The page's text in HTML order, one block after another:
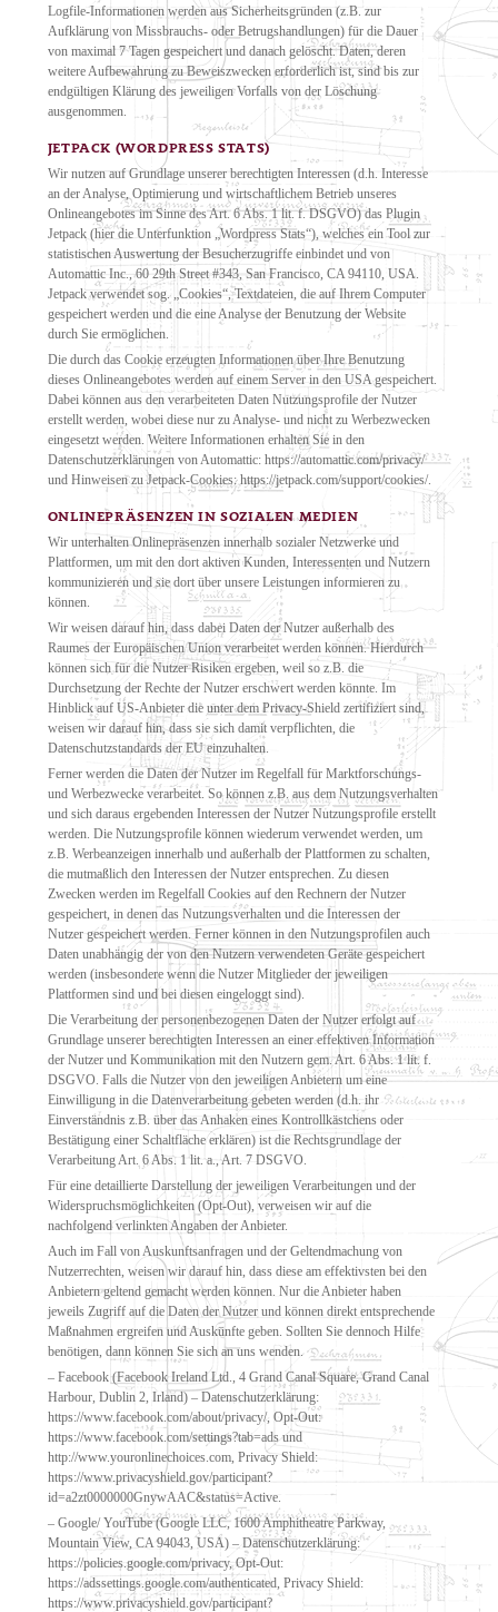
Logfile-Informationen werden aus Sicherheitsgründen (z.B. zur
Aufklärung von Missbrauchs- oder Betrugshandlungen) für die Dauer
von maximal 7 Tagen gespeichert und danach gelöscht. Daten, deren
weitere Aufbewahrung zu Beweiszwecken erforderlich ist, sind bis zur
endgültigen Klärung des jeweiligen Vorfalls von der Löschung
ausgenommen.
JETPACK (WORDPRESS STATS)
Wir nutzen auf Grundlage unserer berechtigten Interessen (d.h. Interesse
an der Analyse, Optimierung und wirtschaftlichem Betrieb unseres
Onlineangebotes im Sinne des Art. 6 Abs. 1 lit. f. DSGVO) das Plugin
Jetpack (hier die Unterfunktion „Wordpress Stats“), welches ein Tool zur
statistischen Auswertung der Besucherzugriffe einbindet und von
Automattic Inc., 60 29th Street #343, San Francisco, CA 94110, USA.
Jetpack verwendet sog. „Cookies“, Textdateien, die auf Ihrem Computer
gespeichert werden und die eine Analyse der Benutzung der Website
durch Sie ermöglichen.
Die durch das Cookie erzeugten Informationen über Ihre Benutzung
dieses Onlineangebotes werden auf einem Server in den USA gespeichert.
Dabei können aus den verarbeiteten Daten Nutzungsprofile der Nutzer
erstellt werden, wobei diese nur zu Analyse- und nicht zu Werbezwecken
eingesetzt werden. Weitere Informationen erhalten Sie in den
Datenschutzerklärungen von Automattic: https://automattic.com/privacy/
und Hinweisen zu Jetpack-Cookies: https://jetpack.com/support/cookies/.
ONLINEPRÄSENZEN IN SOZIALEN MEDIEN
Wir unterhalten Onlinepräsenzen innerhalb sozialer Netzwerke und
Plattformen, um mit den dort aktiven Kunden, Interessenten und Nutzern
kommunizieren und sie dort über unsere Leistungen informieren zu
können.
Wir weisen darauf hin, dass dabei Daten der Nutzer außerhalb des
Raumes der Europäischen Union verarbeitet werden können. Hierdurch
können sich für die Nutzer Risiken ergeben, weil so z.B. die
Durchsetzung der Rechte der Nutzer erschwert werden könnte. Im
Hinblick auf US-Anbieter die unter dem Privacy-Shield zertifiziert sind,
weisen wir darauf hin, dass sie sich damit verpflichten, die
Datenschutzstandards der EU einzuhalten.
Ferner werden die Daten der Nutzer im Regelfall für Marktforschungs-
und Werbezwecke verarbeitet. So können z.B. aus dem Nutzungsverhalten
und sich daraus ergebenden Interessen der Nutzer Nutzungsprofile erstellt
werden. Die Nutzungsprofile können wiederum verwendet werden, um
z.B. Werbeanzeigen innerhalb und außerhalb der Plattformen zu schalten,
die mutmaßlich den Interessen der Nutzer entsprechen. Zu diesen
Zwecken werden im Regelfall Cookies auf den Rechnern der Nutzer
gespeichert, in denen das Nutzungsverhalten und die Interessen der
Nutzer gespeichert werden. Ferner können in den Nutzungsprofilen auch
Daten unabhängig der von den Nutzern verwendeten Geräte gespeichert
werden (insbesondere wenn die Nutzer Mitglieder der jeweiligen
Plattformen sind und bei diesen eingeloggt sind).
Die Verarbeitung der personenbezogenen Daten der Nutzer erfolgt auf
Grundlage unserer berechtigten Interessen an einer effektiven Information
der Nutzer und Kommunikation mit den Nutzern gem. Art. 6 Abs. 1 lit. f.
DSGVO. Falls die Nutzer von den jeweiligen Anbietern um eine
Einwilligung in die Datenverarbeitung gebeten werden (d.h. ihr
Einverständnis z.B. über das Anhaken eines Kontrollkästchens oder
Bestätigung einer Schaltfläche erklären) ist die Rechtsgrundlage der
Verarbeitung Art. 6 Abs. 1 lit. a., Art. 7 DSGVO.
Für eine detaillierte Darstellung der jeweiligen Verarbeitungen und der
Widerspruchsmöglichkeiten (Opt-Out), verweisen wir auf die
nachfolgend verlinkten Angaben der Anbieter.
Auch im Fall von Auskunftsanfragen und der Geltendmachung von
Nutzerrechten, weisen wir darauf hin, dass diese am effektivsten bei den
Anbietern geltend gemacht werden können. Nur die Anbieter haben
jeweils Zugriff auf die Daten der Nutzer und können direkt entsprechende
Maßnahmen ergreifen und Auskünfte geben. Sollten Sie dennoch Hilfe
benötigen, dann können Sie sich an uns wenden.
– Facebook (Facebook Ireland Ltd., 4 Grand Canal Square, Grand Canal
Harbour, Dublin 2, Irland) – Datenschutzerklärung:
https://www.facebook.com/about/privacy/, Opt-Out:
https://www.facebook.com/settings?tab=ads und
http://www.youronlinechoices.com, Privacy Shield:
https://www.privacyshield.gov/participant?
id=a2zt0000000GnywAAC&status=Active.
– Google/ YouTube (Google LLC, 1600 Amphitheatre Parkway,
Mountain View, CA 94043, USA) – Datenschutzerklärung:
https://policies.google.com/privacy, Opt-Out:
https://adssettings.google.com/authenticated, Privacy Shield:
https://www.privacyshield.gov/participant?